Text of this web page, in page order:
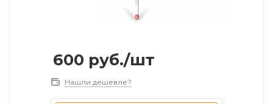
600 руб./шт
Нашли дешевле?